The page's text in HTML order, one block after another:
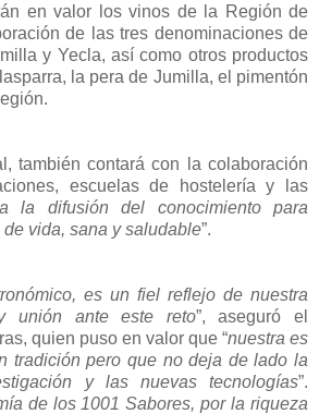
en valor los vinos de la Región de
de las tres denominaciones de
y Yecla, así como otros productos
la pera de Jumilla, el pimentón
también contará con la colaboración
escuelas de hostelería y las
la difusión del conocimiento para
vida, sana y saludable”.
es un fiel reflejo de nuestra
unión ante este reto”, aseguró el
quien puso en valor que “nuestra es
tradición pero que no deja de lado la
y las nuevas tecnologías”.
de los 1001 Sabores, por la riqueza